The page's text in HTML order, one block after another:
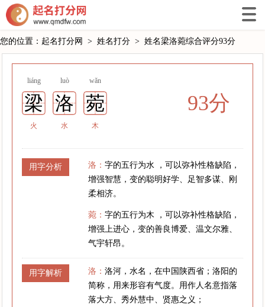
您的位置： 起名打分网 > 姓名打分 > 姓名梁洛菀综合评分93分
liáng luò wǎn
梁 洛 菀
火 水 木
93分
用字分析 洛：字的五行为水 ，可以弥补性格缺陷，
增强智慧，变的聪明好学、足智多谋、刚
柔相济。
菀：字的五行为木 ，可以弥补性格缺陷，
增强上进心，变的善良博爱、温文尔雅、
气宇轩昂。
用字解析 洛：洛河，水名，在中国陕西省；洛阳的
简称，用来形容有气度。用作人名意指落
落大方、秀外慧中、贤惠之义；